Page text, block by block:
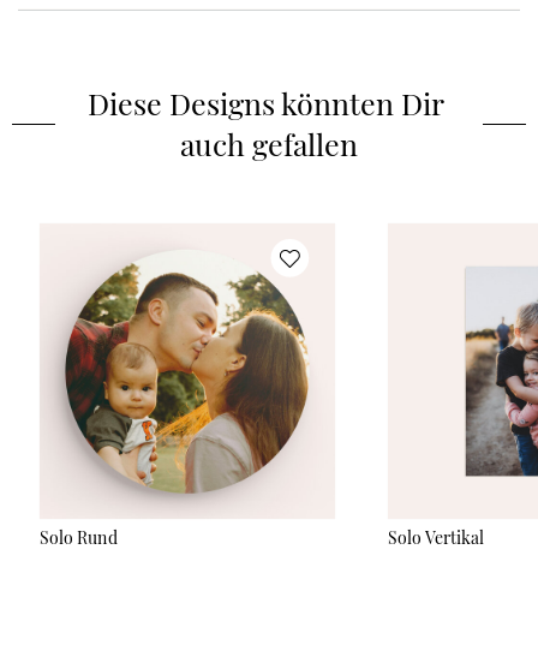
auf Acryl-Glas mit leuchtenden Farben und besonderer
Tiefenwirkung oder ein modernes Alu-Dibond Wandbild, bei
dem Deine Gestaltung in gestochen scharfen Details auf eine
Poster mit Rahmen, ist das Poster ca. 2cm kleiner. Auch bei den
Formaten hast Du die Wahl zwischen unterschiedlichen
quadratischen und rechteckigen Größen – passend für jedes
Motiv und jeden Raum. Alle Wandbilder werden mit höchster
Sorgfalt hergestellt und kommen mit praktischer Aufhängung
zu Dir nach Hause.
Diese Designs könnten Dir
auch gefallen
Solo Rund Solo Vertikal